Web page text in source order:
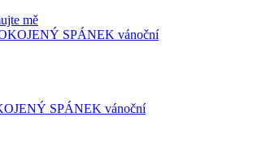
mě
SPÁNEK vánoční